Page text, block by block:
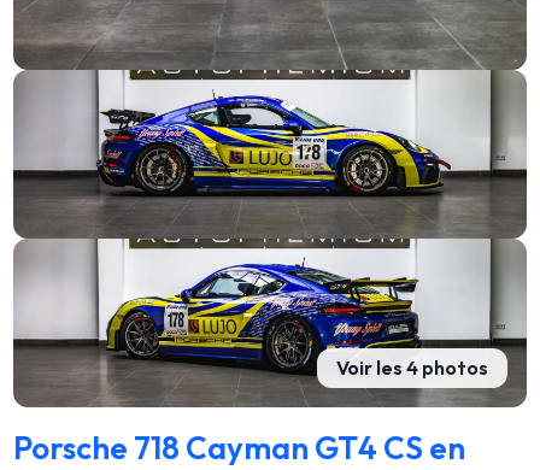
Voir les 4 photos
Porsche 718 Cayman GT4 CS en